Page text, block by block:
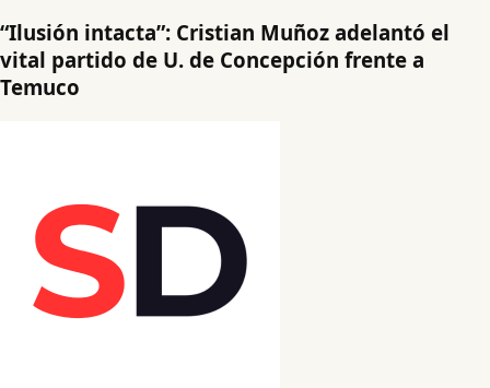
“Ilusión intacta”: Cristian Muñoz adelantó el
vital partido de U. de Concepción frente a
Temuco